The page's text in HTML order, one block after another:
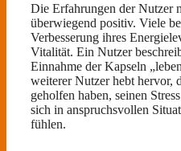
Die Erfahrungen der Nutzer
überwiegend positiv. Viele
Verbesserung ihres
Vitalität. Ein Nutzer
Einnahme der Kapseln
weiterer Nutzer hebt hervor,
geholfen haben, seinen
sich in anspruchsvollen
fühlen.